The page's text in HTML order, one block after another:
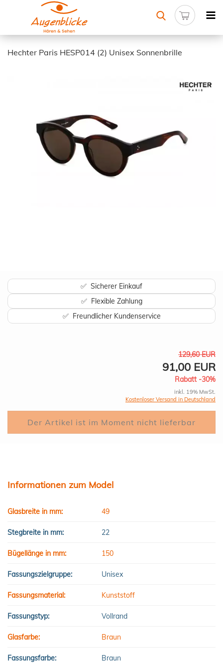
Hechter Paris HESP014 (2) Unisex Sonnenbrille
✅ Sicherer Einkauf
✅ Flexible Zahlung
✅ Freundlicher Kundenservice
129,60 EUR
91,00 EUR
Rabatt -30%
inkl. 19% MwSt.
Kostenloser Versand in Deutschland
Informationen zum Model
Glasbreite in mm: 49
Stegbreite in mm: 22
Bügellänge in mm: 150
Fassungszielgruppe: Unisex
Fassungsmaterial: Kunststoff
Fassungstyp: Vollrand
Glasfarbe: Braun
Fassungsfarbe: Braun